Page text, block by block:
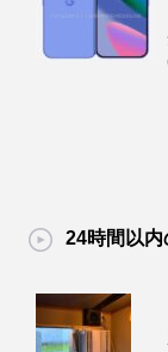
24時間以